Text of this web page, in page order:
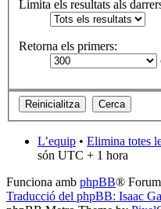
Limita els resultats als
Retorna els primers:
L’equip • Elimina totes
són UTC + 1 hora
Funciona amb phpBB®
Traducció del phpBB: Isaac